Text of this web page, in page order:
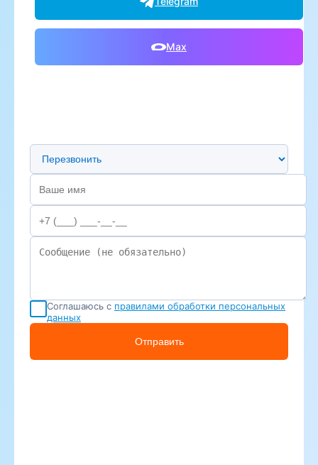
Max
Предпочтительный способ связи
Соглашаюсь с правилами обработки персональных
данных
Отправить